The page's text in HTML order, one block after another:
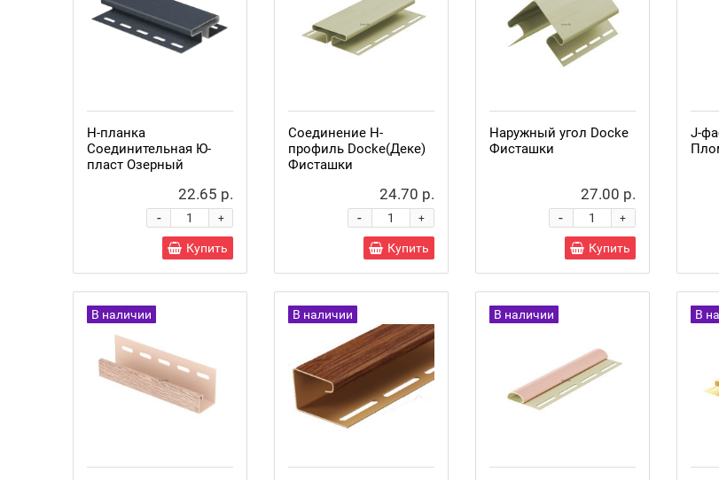
Н-планка
Соединительная Ю-
пласт Озерный
22.65 р.
+
-
Купить
Соединение H-
профиль Docke(Деке)
Фисташки
24.70 р.
+
-
Купить
Наружный угол Docke
Фисташки
27.00 р.
+
-
Купить
J-
В наличии В наличии В наличии В